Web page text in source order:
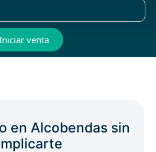
venta
en Alcobendas sin